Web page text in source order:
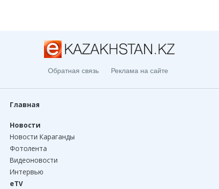
Обратная связь Реклама на сайте
Главная
Новости
Новости Караганды
Фотолента
Видеоновости
Интервью
eTV